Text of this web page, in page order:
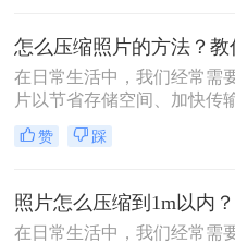
法，帮助您轻松应对照片压
求。
在日常生活中，我们经常需
片以节省存储空间、加快传
满足特定平台的要求。那么
照片的方法呢？本文将介绍
这些需求。
赞 踩
在日常生活中，我们经常需